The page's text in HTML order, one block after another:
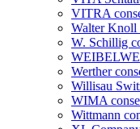
VITRA
Walter Knoll
W. Schillig
Werther
Willisau
WIMA
Wittmann